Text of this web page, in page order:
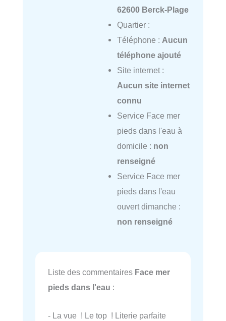
62600 Berck-Plage
Quartier :
Téléphone : Aucun
téléphone ajouté
Site internet :
Aucun site internet
connu
Service Face mer
pieds dans l'eau à
domicile : non
renseigné
Service Face mer
pieds dans l'eau
ouvert dimanche :
non renseigné
Liste des commentaires Face mer
pieds dans l'eau :
- La vue ! Le top ! Literie parfaite